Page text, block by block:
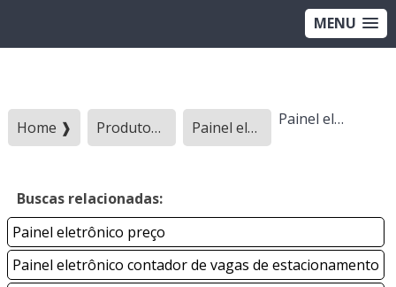
MENU
Home ❱ Produtos ❱ Painel eletronico - Categoria ❱ Painel eletrônico de mensagens
Buscas relacionadas:
Painel eletrônico preço
Painel eletrônico contador de vagas de estacionamento